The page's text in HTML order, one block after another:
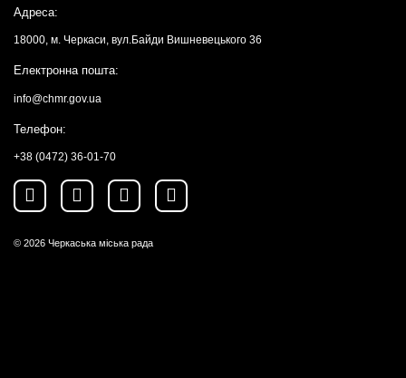
Адреса:
18000, м. Черкаси, вул.Байди Вишневецького 36
Електронна пошта:
info@chmr.gov.ua
Телефон:
+38 (0472) 36-01-70
© 2026 Черкаська міська рада